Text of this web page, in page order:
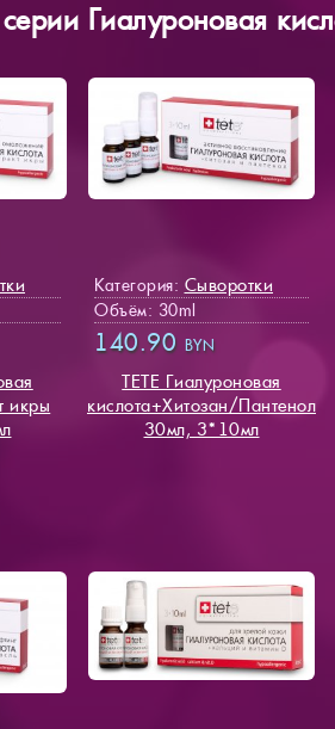
Гиалуроновая
икры
Категория: Сыворотки
Объём: 30ml
140.90 BYN
TETE Гиалуроновая
кислота+Хитозан/Пантенол
30мл, 3*10мл